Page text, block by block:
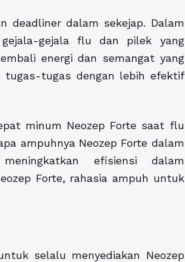
deadliner dalam sekejap. Dalam
gejala flu dan pilek yang
energi dan semangat yang
tugas-tugas dengan lebih efektif
minum Neozep Forte saat flu
ampuhnya Neozep Forte dalam
efisiensi dalam
Forte, rahasia ampuh untuk
selalu menyediakan Neozep